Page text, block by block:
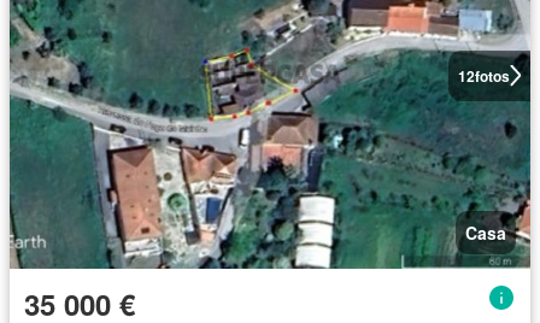
12fotos
Casa
35 000 €